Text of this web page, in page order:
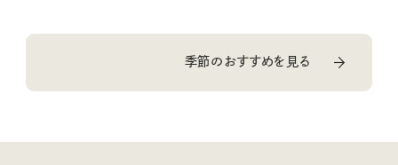
季節のおすすめを見る